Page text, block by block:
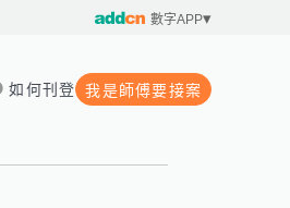
數字APP
如何刊登 我是師傅要接案